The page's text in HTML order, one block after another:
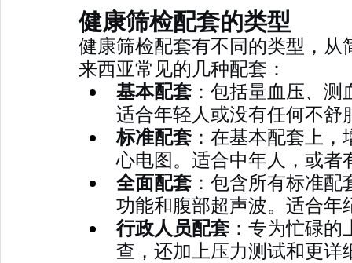
健康筛检配套的类型
健康筛检配套有不同的类型，
来西亚常见的几种配套：
基本配套 ：包括量血压、
适合年轻人或没有任何不舒
标准配套 ：在基本配套上
心电图。适合中年人，或者
全面配套 ：包含所有标准
功能和腹部超声波。适合年
行政人员配套 ：专为忙碌
查，还加上压力测试和更详